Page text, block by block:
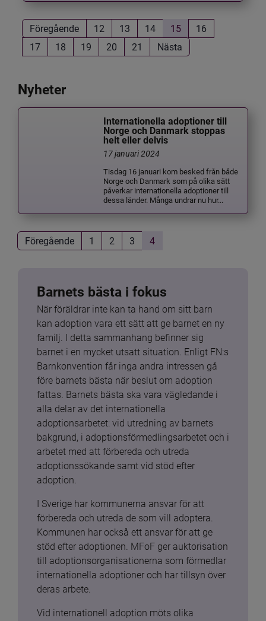
Föregående 12 13 14 15
16
17
18 19 20 21 Nästa
Nyheter
Internationella adoptioner till
Norge och Danmark stoppas
helt eller delvis
17 januari 2024
Tisdag 16 januari kom besked från både
Norge och Danmark som på olika sätt
påverkar internationella adoptioner till
dessa länder. Många undrar nu hur...
Föregående 1 2 3 4
Barnets bästa i fokus
När föräldrar inte kan ta hand om sitt barn
kan adoption vara ett sätt att ge barnet en ny
familj. I detta sammanhang befinner sig
barnet i en mycket utsatt situation. Enligt FN:s
Barnkonvention får inga andra intressen gå
före barnets bästa när beslut om adoption
fattas. Barnets bästa ska vara vägledande i
alla delar av det internationella
adoptionsarbetet: vid utredning av barnets
bakgrund, i adoptionsförmedlingsarbetet och i
arbetet med att förbereda och utreda
adoptionssökande samt vid stöd efter
adoption.
I Sverige har kommunerna ansvar för att
förbereda och utreda de som vill adoptera.
Kommunen har också ett ansvar för att ge
stöd efter adoptionen. MFoF ger auktorisation
till adoptionsorganisationerna som förmedlar
internationella adoptioner och har tillsyn över
deras arbete.
Vid internationell adoption möts olika